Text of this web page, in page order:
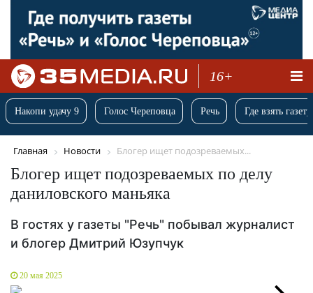
16+
Накопи удачу 9 Голос Череповца Речь Где взять
Главная Новости Блогер ищет подозреваемых...
Блогер ищет подозреваемых по делу
даниловского маньяка
В гостях у газеты "Речь" побывал журналист
и блогер Дмитрий Юзупчук
20 мая 2025